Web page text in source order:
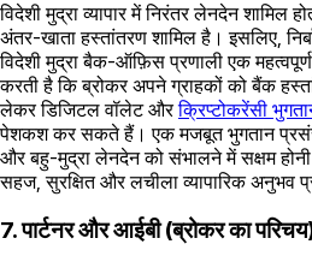
विदेशी मुद्रा व्यापार में निरंतर लेनदेन शामिल
अंतर-खाता हस्तांतरण शामिल है। इसलिए,
विदेशी मुद्रा बैक-ऑफ़िस प्रणाली एक
करती है कि ब्रोकर अपने ग्राहकों को बैंक
लेकर डिजिटल वॉलेट औरक्रिप्टोकरेंसी
पेशकश कर सकते हैं। एक मजबूत भुगतान
और बहु-मुद्रा लेनदेन को संभालने में सक्षम होनी
सहज, सुरक्षित और लचीला व्यापारिक अनुभव
7. पार्टनर और आईबी (ब्रोकर का